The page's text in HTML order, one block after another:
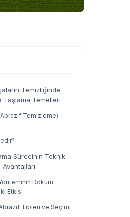
Temizliğinde
Taşlama Temelleri
Temizleme)
Sürecinin Teknik
Avantajları
Döküm
Etkisi
Abrazif Tipleri ve Seçimi